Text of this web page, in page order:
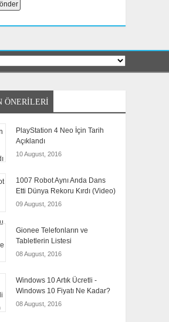
ÖNERILERI
PlayStation 4 Neo İçin Tarih
Açıklandı
10 August, 2016
1007 Robot Aynı Anda Dans
Etti Dünya Rekoru Kırdı (Video)
09 August, 2016
Gionee Telefonların ve
Tabletlerin Listesi
08 August, 2016
Windows 10 Artık Ücretli -
Windows 10 Fiyatı Ne Kadar?
08 August, 2016